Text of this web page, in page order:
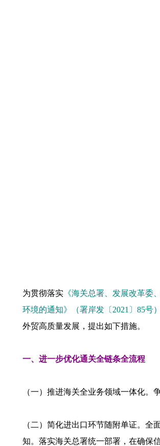
为贯彻落实《海关总署、发展改革委
环境的通知》（署岸发〔2021〕85号）
外贸高质量发展，提出如下措施。
一、进一步优化通关全链条全流程
（一）推进海关全业务领域一体化。
（二）简化进出口环节随附单证。
知。落实海关总署统一部署，在确保